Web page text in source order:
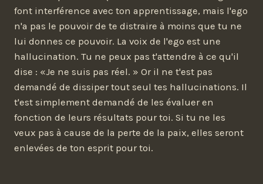
font interférence avec ton apprentissage, mais l'ego
n'a pas le pouvoir de te distraire à moins que tu ne
lui donnes ce pouvoir. La voix de l'ego est une
hallucination. Tu ne peux pas t'attendre à ce qu'il
dise : «Je ne suis pas réel. » Or il ne t'est pas
demandé de dissiper tout seul tes hallucinations. Il
t'est simplement demandé de les évaluer en
fonction de leurs résultats pour toi. Si tu ne les
veux pas à cause de la perte de la paix, elles seront
enlevées de ton esprit pour toi.